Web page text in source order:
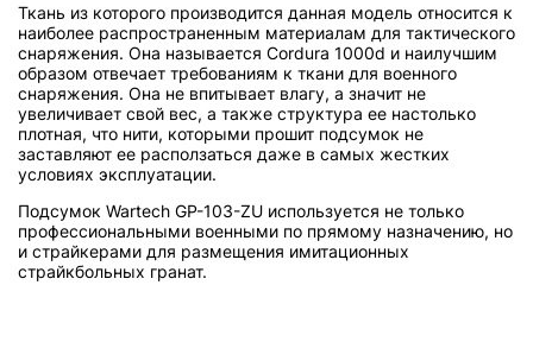
Ткань из которого производится данная модель относится к
наиболее распространенным материалам для тактического
снаряжения. Она называется Cordura 1000d и наилучшим
образом отвечает требованиям к ткани для военного
снаряжения. Она не впитывает влагу, а значит не
увеличивает свой вес, а также структура ее настолько
плотная, что нити, которыми прошит подсумок не
заставляют ее расползаться даже в самых жестких
условиях эксплуатации.
Подсумок Wartech GP-103-ZU используется не только
профессиональными военными по прямому назначению, но
и страйкерами для размещения имитационных
страйкбольных гранат.